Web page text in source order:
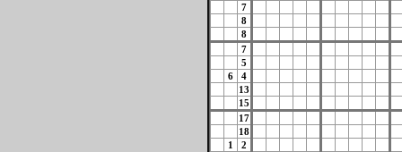
7
8
8
7
5
6
4
13
15
17
18
1
2